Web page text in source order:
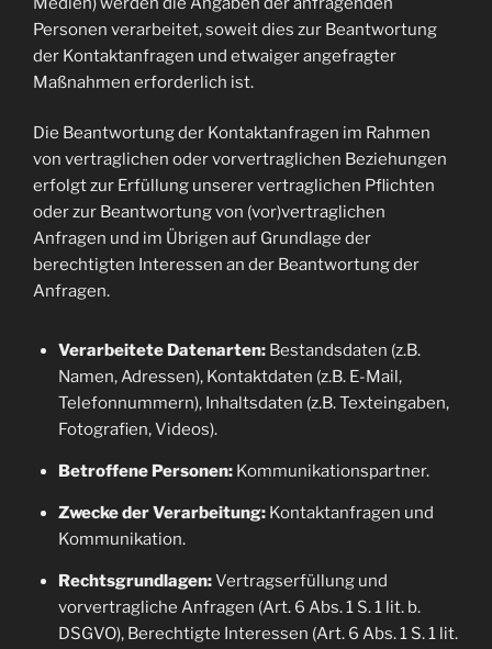
Personen verarbeitet, soweit dies zur Beantwortung
der Kontaktanfragen und etwaiger angefragter
Maßnahmen erforderlich ist.
Die Beantwortung der Kontaktanfragen im Rahmen
von vertraglichen oder vorvertraglichen Beziehungen
erfolgt zur Erfüllung unserer vertraglichen Pflichten
oder zur Beantwortung von (vor)vertraglichen
Anfragen und im Übrigen auf Grundlage der
berechtigten Interessen an der Beantwortung der
Anfragen.
Verarbeitete Datenarten:Bestandsdaten (z.B.
Namen, Adressen), Kontaktdaten (z.B. E-Mail,
Telefonnummern), Inhaltsdaten (z.B. Texteingaben,
Fotografien, Videos).
Betroffene Personen:Kommunikationspartner.
Zwecke der Verarbeitung:Kontaktanfragen und
Kommunikation.
Rechtsgrundlagen:Vertragserfüllung und
vorvertragliche Anfragen (Art. 6 Abs. 1 S. 1 lit. b.
DSGVO), Berechtigte Interessen (Art. 6 Abs. 1 S. 1 lit.